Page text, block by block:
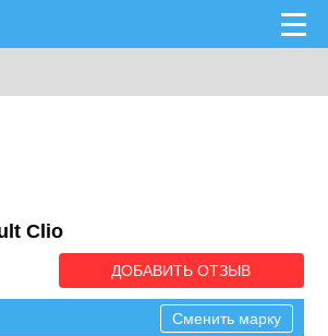
Clio
ДОБАВИТЬ ОТЗЫВ
Сменить марку